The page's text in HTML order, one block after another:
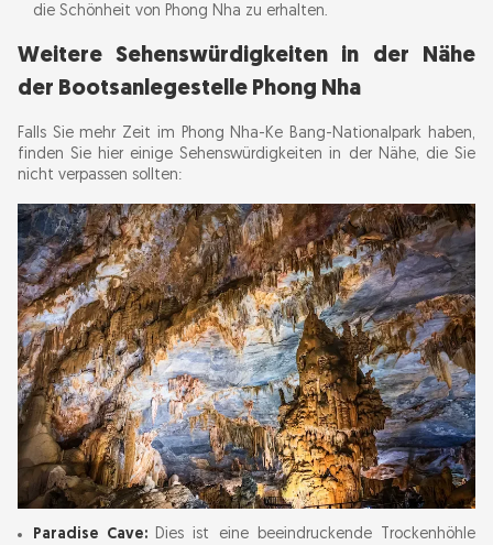
die Schönheit von Phong Nha zu erhalten.
Weitere Sehenswürdigkeiten in der Nähe
der Bootsanlegestelle Phong Nha
Falls Sie mehr Zeit im Phong Nha-Ke Bang-Nationalpark haben,
finden Sie hier einige Sehenswürdigkeiten in der Nähe, die Sie
nicht verpassen sollten:
Paradise Cave: Dies ist eine beeindruckende Trockenhöhle